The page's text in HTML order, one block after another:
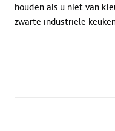
houden als u niet van
zwarte industriële